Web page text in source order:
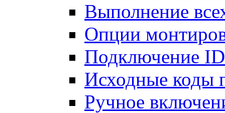
Выполнение
Опции
Подключение
Исходные коды
Ручное